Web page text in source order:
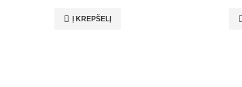
Į KREPŠELĮ